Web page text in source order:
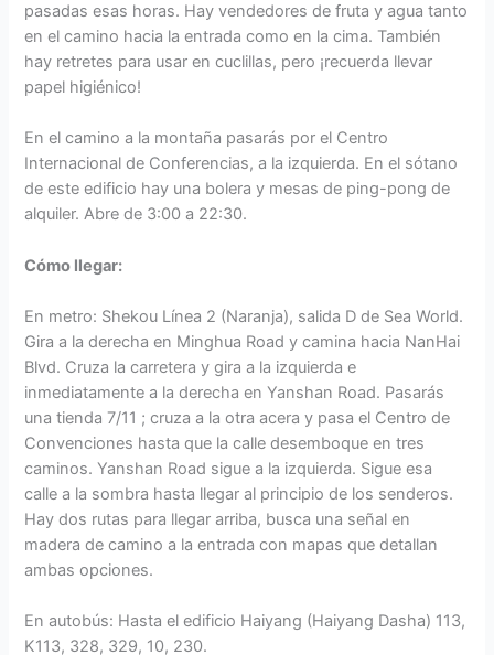
pasadas esas horas. Hay vendedores de fruta y agua tanto
en el camino hacia la entrada como en la cima. También
hay retretes para usar en cuclillas, pero ¡recuerda llevar
papel higiénico!
En el camino a la montaña pasarás por el Centro
Internacional de Conferencias, a la izquierda. En el sótano
de este edificio hay una bolera y mesas de ping-pong de
alquiler. Abre de 3:00 a 22:30.
Cómo llegar:
En metro: Shekou Línea 2 (Naranja), salida D de Sea World.
Gira a la derecha en Minghua Road y camina hacia NanHai
Blvd. Cruza la carretera y gira a la izquierda e
inmediatamente a la derecha en Yanshan Road. Pasarás
una tienda 7/11 ; cruza a la otra acera y pasa el Centro de
Convenciones hasta que la calle desemboque en tres
caminos. Yanshan Road sigue a la izquierda. Sigue esa
calle a la sombra hasta llegar al principio de los senderos.
Hay dos rutas para llegar arriba, busca una señal en
madera de camino a la entrada con mapas que detallan
ambas opciones.
En autobús: Hasta el edificio Haiyang (Haiyang Dasha) 113,
K113, 328, 329, 10, 230.